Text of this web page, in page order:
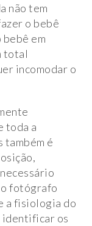
não tem
o bebê
em
total
incomodar o
toda a
também é
fotógrafo
a fisiologia do
identificar os